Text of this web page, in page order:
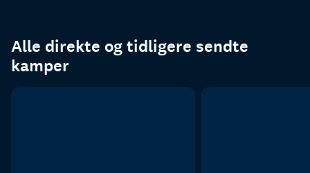
Alle direkte og tidligere sendte
kamper